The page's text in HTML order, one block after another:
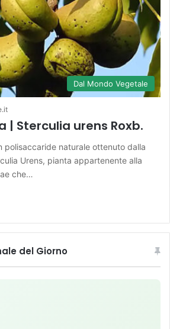
Dal Mondo Vegetale
| Sterculia urens Roxb.
polisaccaride naturale ottenuto dalla
Urens, pianta appartenente alla
che…
del Giorno